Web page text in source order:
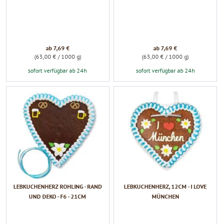
ab 7,69 €
(63,00 € / 1000 g)
sofort verfügbar ab 24h
ab 7,69 €
(63,00 € / 1000 g)
sofort verfügbar ab 24h
LEBKUCHENHERZ ROHLING - RAND
UND DEKO - F6 - 21CM
LEBKUCHENHERZ, 12CM - I LOVE
MÜNCHEN